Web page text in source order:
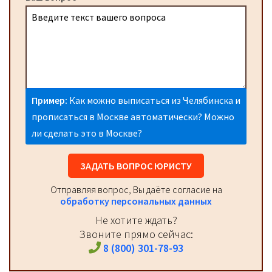
Пример: Как можно выписаться из Челябинска и
прописаться в Москве автоматически? Можно
ли сделать это в Москве?
ЗАДАТЬ ВОПРОС ЮРИСТУ
Отправляя вопрос, Вы даёте согласие на
обработку персональных данных
Не хотите ждать?
Звоните прямо сейчас:
8 (800) 301-78-93